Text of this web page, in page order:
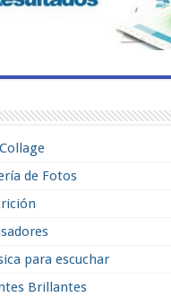
de Fotos
para escuchar
Brillantes